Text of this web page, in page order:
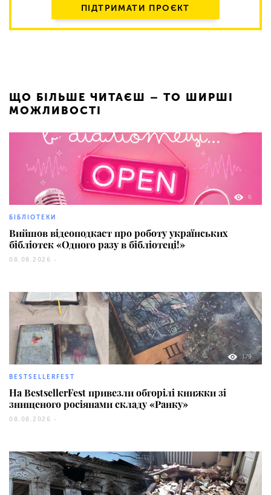
ПІДТРИМАТИ ПРОЄКТ
ЩО БІЛЬШЕ ЧИТАЄШ – ТО ШИРШІ
МОЖЛИВОСТІ
6
БІБЛІОТЕКИ
Вийшов відеоподкаст про роботу українських
бібліотек «Одного разу в бібліотеці!»
08.08.2026 -
179
BESTSELLERFEST
На BestsellerFest привезли обгорілі книжки зі
знищеного росіянами складу «Ранку»
08.08.2026 -